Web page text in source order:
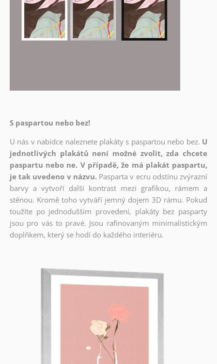
S paspartou nebo bez!
U nás v nabídce naleznete plakáty s paspartou nebo bez. U
jednotlivých plakátů není možné zvolit, zda chcete
paspartu nebo ne. V případě, že má plakát paspartu,
je tak uvedeno v názvu. Pasparta v ecru odstínu zvýrazní
barvy a vytvoří další kontrast mezi grafikou, rámem a
stěnou. Kromě toho vytváří jemný dojem 3D rámu. Pokud
toužíte po jednodušším provedení, plakáty bez pasparty
jsou pro vás to pravé. Jsou rafinovaným minimalistickým
doplňkem, který se hodí do každého interiéru.